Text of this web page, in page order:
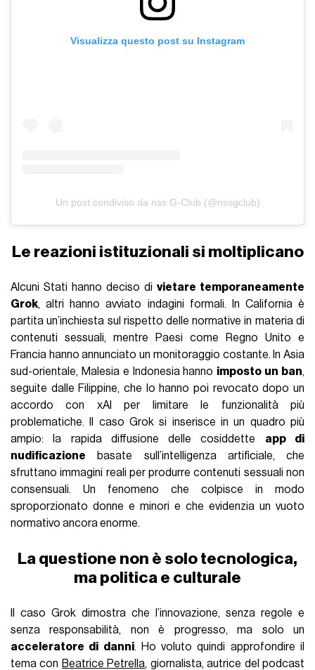
Visualizza questo post su Instagram
Un post condiviso da nss G-Club (@nssgclub)
Le reazioni istituzionali si moltiplicano
Alcuni Stati hanno deciso di vietare temporaneamente
Grok, altri hanno avviato indagini formali. In California è
partita un’inchiesta sul rispetto delle normative in materia di
contenuti sessuali, mentre Paesi come Regno Unito e
Francia hanno annunciato un monitoraggio costante. In Asia
sud-orientale, Malesia e Indonesia hanno imposto un ban,
seguite dalle Filippine, che lo hanno poi revocato dopo un
accordo con xAI per limitare le funzionalità più
problematiche. Il caso Grok si inserisce in un quadro più
ampio: la rapida diffusione delle cosiddette app di
nudificazione basate sull’intelligenza artificiale, che
sfruttano immagini reali per produrre contenuti sessuali non
consensuali. Un fenomeno che colpisce in modo
sproporzionato donne e minori e che evidenzia un vuoto
normativo ancora enorme.
La questione non è solo tecnologica,
ma politica e culturale
Il caso Grok dimostra che l’innovazione, senza regole e
senza responsabilità, non è progresso, ma solo un
acceleratore di danni. Ho voluto quindi approfondire il
tema con Beatrice Petrella, giornalista, autrice del podcast